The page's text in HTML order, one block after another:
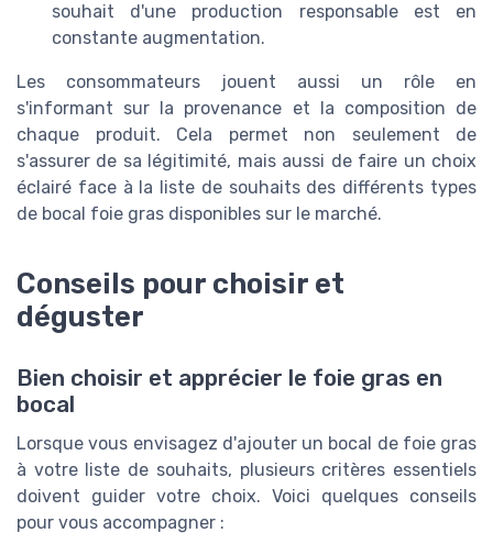
souhait d'une production responsable est en
constante augmentation.
Les consommateurs jouent aussi un rôle en
s'informant sur la provenance et la composition de
chaque produit. Cela permet non seulement de
s'assurer de sa légitimité, mais aussi de faire un choix
éclairé face à la liste de souhaits des différents types
de bocal foie gras disponibles sur le marché.
Conseils pour choisir et
déguster
Bien choisir et apprécier le foie gras en
bocal
Lorsque vous envisagez d'ajouter un bocal de foie gras
à votre liste de souhaits, plusieurs critères essentiels
doivent guider votre choix. Voici quelques conseils
pour vous accompagner :